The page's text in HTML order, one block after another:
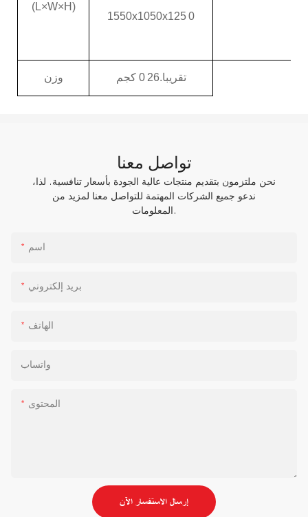
(L×W×H)
1550x1050x1250
وزن تقريبا.26 0 كجم
تواصل معنا
نحن ملتزمون بتقديم منتجات عالية الجودة بأسعار تنافسية. لذا،
ندعو جميع الشركات المهتمة للتواصل معنا لمزيد من
المعلومات.
اسم
بريد إلكتروني
الهاتف
واتساب
المحتوى
إرسال الاستفسار الآن